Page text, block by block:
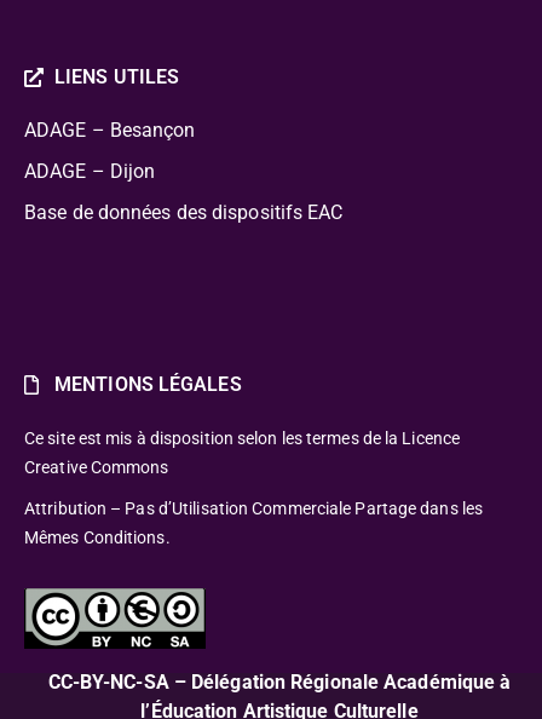
LIENS UTILES
ADAGE – Besançon
ADAGE – Dijon
Base de données des dispositifs EAC
MENTIONS LÉGALES
Ce site est mis à disposition selon les termes de la Licence
Creative Commons
Attribution – Pas d’Utilisation Commerciale Partage dans les
Mêmes Conditions.
CC-BY-NC-SA – Délégation Régionale Académique à
l’Éducation Artistique Culturelle